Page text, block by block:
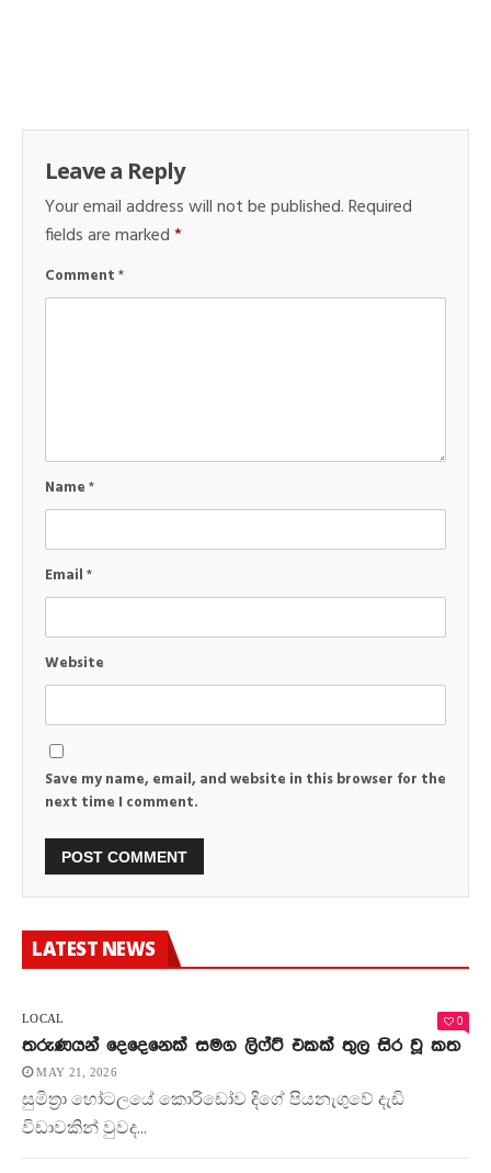
Leave a Reply
Your email address will not be published.Required
fields are marked*
Comment*
Name*
Email*
Website
Save my name, email, and website in this browser for the
next time I comment.
LATEST NEWS
LOCAL 0
තරුණයන් දෙදෙනෙක් සමග ලිෆ්ට් එකක් තුල සිර වූ කත
MAY 21, 2026
සුමිත්‍රා හෝටලයේ කොරිඩෝව දිගේ පියනැගුවේ දැඩි
විඩාවකින් වුවද...